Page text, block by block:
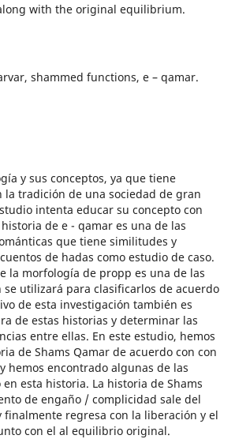
with the original equilibrium.
shammed functions, e – qamar.
y sus conceptos, ya que tiene
la tradición de una sociedad de gran
intenta educar su concepto con
de e - qamar es una de las
que tiene similitudes y
de hadas como estudio de caso.
la morfología de propp es una de las
utilizará para clasificarlos de acuerdo
de esta investigación también es
de estas historias y determinar las
entre ellas. En este estudio, hemos
de Shams Qamar de acuerdo con con
hemos encontrado algunas de las
esta historia. La historia de Shams
de engaño / complicidad sale del
regresa con la liberación y el
con el al equilibrio original.